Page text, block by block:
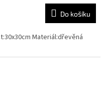
Do košíku
Materiál:dřevěná